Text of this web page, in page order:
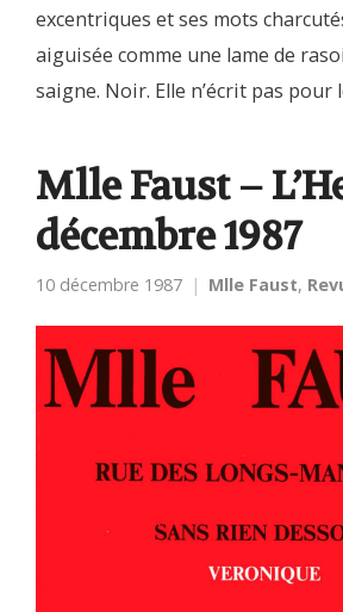
excentriques et ses mots
aiguisée comme une lame de
saigne. Noir. Elle n’écrit pas pour
Mlle Faust –
décembre 1987
10 décembre 1987 Mlle Faust,